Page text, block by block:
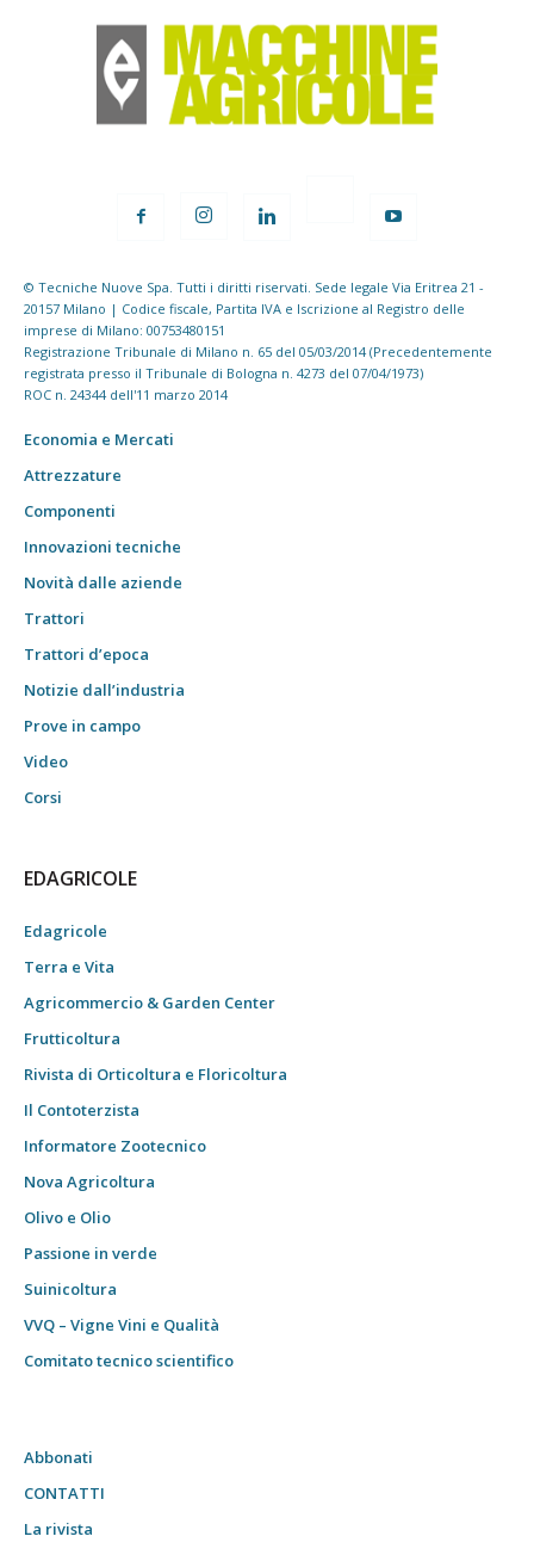
© Tecniche Nuove Spa. Tutti i diritti riservati. Sede legale Via Eritrea 21 -
20157 Milano | Codice fiscale, Partita IVA e Iscrizione al Registro delle
imprese di Milano: 00753480151
Registrazione Tribunale di Milano n. 65 del 05/03/2014 (Precedentemente
registrata presso il Tribunale di Bologna n. 4273 del 07/04/1973)
ROC n. 24344 dell'11 marzo 2014
Economia e Mercati
Attrezzature
Componenti
Innovazioni tecniche
Novità dalle aziende
Trattori
Trattori d’epoca
Notizie dall’industria
Prove in campo
Video
Corsi
EDAGRICOLE
Edagricole
Terra e Vita
Agricommercio & Garden Center
Frutticoltura
Rivista di Orticoltura e Floricoltura
Il Contoterzista
Informatore Zootecnico
Nova Agricoltura
Olivo e Olio
Passione in verde
Suinicoltura
VVQ – Vigne Vini e Qualità
Comitato tecnico scientifico
Abbonati
CONTATTI
La rivista